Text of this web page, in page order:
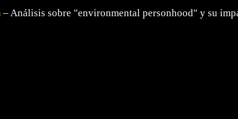
– Análisis sobre "environmental personhood" y su